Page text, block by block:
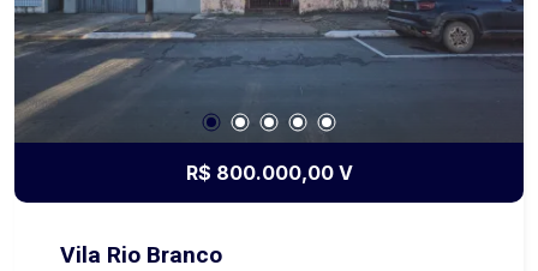
coberta para dois carros. Cada detalhe foi
pensado para oferecer conforto, praticidade e um
estilo de vida diferenciado, em uma região
tranquila, segura e de grande valorização. Agende
uma visita e encante-se com este imóvel
R$ 800.000,00 V
Vila Rio Branco